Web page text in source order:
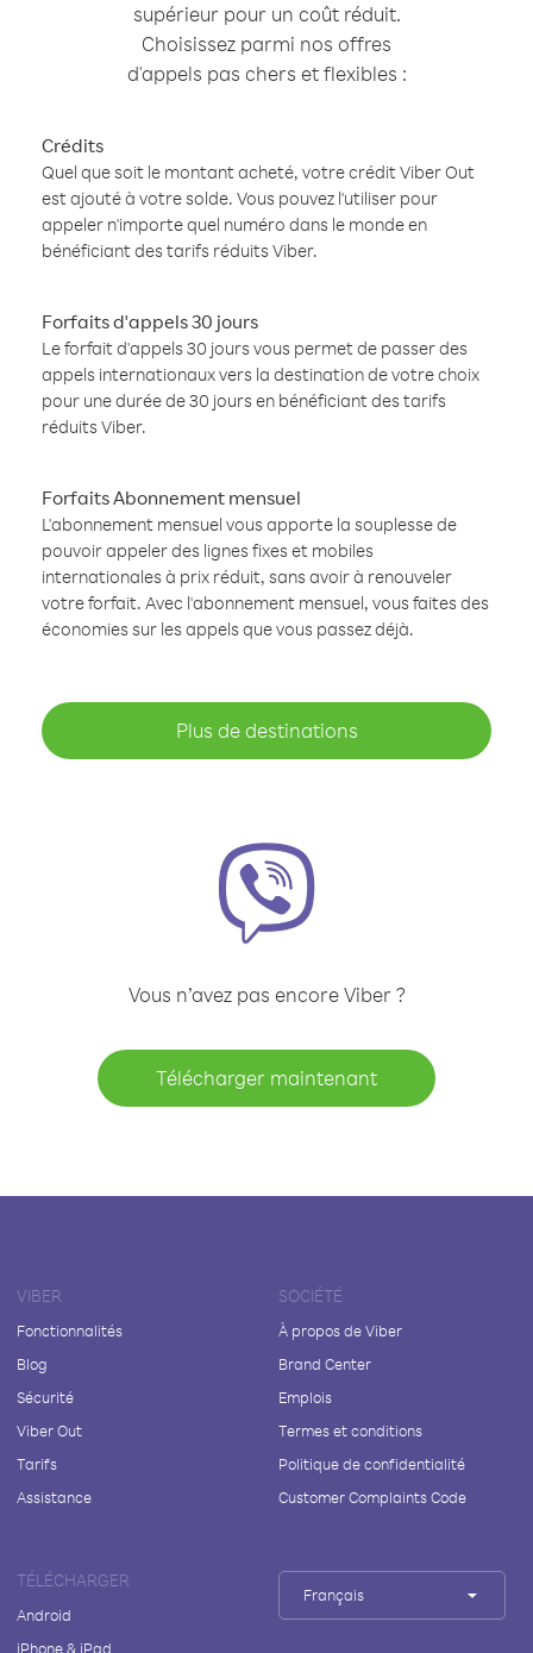
supérieur pour un coût réduit.
Choisissez parmi nos offres
d'appels pas chers et flexibles :
Crédits
Quel que soit le montant acheté, votre crédit Viber Out
est ajouté à votre solde. Vous pouvez l'utiliser pour
appeler n'importe quel numéro dans le monde en
bénéficiant des tarifs réduits Viber.
Forfaits d'appels 30 jours
Le forfait d'appels 30 jours vous permet de passer des
appels internationaux vers la destination de votre choix
pour une durée de 30 jours en bénéficiant des tarifs
réduits Viber.
Forfaits Abonnement mensuel
L'abonnement mensuel vous apporte la souplesse de
pouvoir appeler des lignes fixes et mobiles
internationales à prix réduit, sans avoir à renouveler
votre forfait. Avec l'abonnement mensuel, vous faites des
économies sur les appels que vous passez déjà.
Plus de destinations
Vous n’avez pas encore Viber ?
Télécharger maintenant
VIBER
Fonctionnalités
Blog
Sécurité
Viber Out
Tarifs
Assistance
SOCIÉTÉ
À propos de Viber
Brand Center
Emplois
Termes et conditions
Politique de confidentialité
Customer Complaints Code
TÉLÉCHARGER
Android
iPhone & iPad
Français